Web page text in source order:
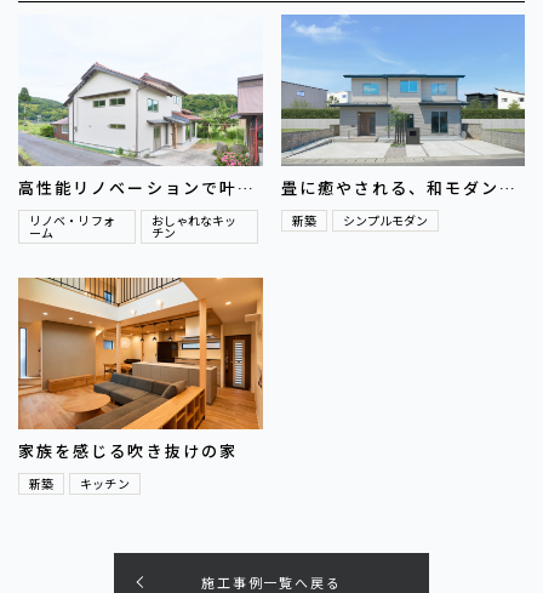
高性能リノベーションで叶え
た快適な暮らし
リノベ・リフォ
ーム
おしゃれなキッ
チン
畳に癒やされる、和モダンの
家
新築 シンプルモダン
家族を感じる吹き抜けの家
新築 キッチン
施工事例一覧へ戻る